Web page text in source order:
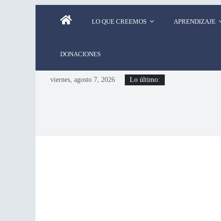
LO QUE CREEMOS APRENDIZAJE
DONACIONES
viernes, agosto 7, 2026 Lo último: